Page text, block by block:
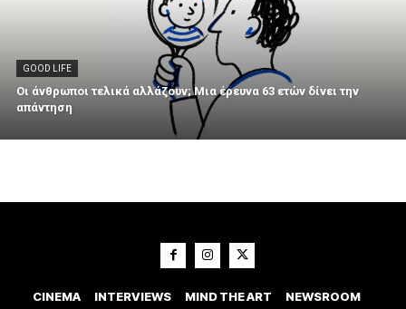
GOOD LIFE
Οι άνθρωποι τελικά αλλάζουν; Μια έρευνα 63 ετών δίνει την
απάντηση
CINEMA INTERVIEWS MIND THE ART
NEWSROOM